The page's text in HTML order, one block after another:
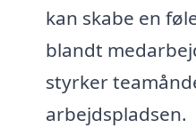
kan skabe en
blandt
styrker
arbejdspladsen.